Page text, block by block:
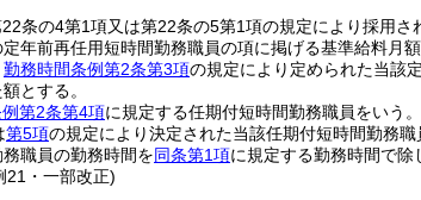
条の4第1項又は第22条の5第1項の規定により採用さ
年前再任用短時間勤務職員の項に掲げる基準給料月額
勤務時間条例第2条第3項の規定により定められた当該
とする。
第2条第4項に規定する任期付短時間勤務職員をいう
第5項の規定により決定された当該任期付短時間勤務職
職員の勤務時間を同条第1項に規定する勤務時間で除
21・一部改正)